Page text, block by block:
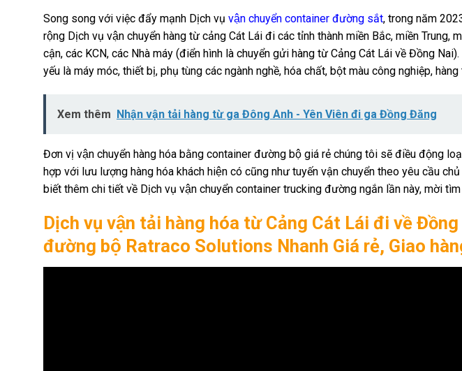
Song song với việc đẩy mạnh Dịch vụ vận chuyển container đường sắt, trong năm
rộng Dịch vụ vận chuyển hàng từ cảng Cát Lái đi các tỉnh thành miền Bắc, miền Trung,
cận, các KCN, các Nhà máy (điển hình là chuyển gửi hàng từ Cảng Cát Lái về Đồng
yếu là máy móc, thiết bị, phụ tùng các ngành nghề, hóa chất, bột màu công nghiệp,
Xem thêm Nhận vận tải hàng từ ga Đông Anh - Yên Viên đi ga Đồng Đăng
Đơn vị vận chuyển hàng hóa bằng container đường bộ giá rẻ chúng tôi sẽ điều động
hợp với lưu lượng hàng hóa khách hiện có cũng như tuyến vận chuyển theo yêu cầu
biết thêm chi tiết về Dịch vụ vận chuyển container trucking đường ngắn lần này, mời
Dịch vụ vận tải hàng hóa từ Cảng Cát Lái đi về
đường bộ Ratraco Solutions Nhanh Giá rẻ, Giao